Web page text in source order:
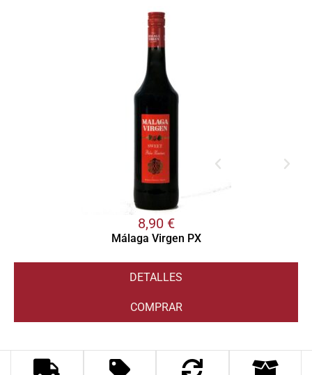
8,90 €
Málaga Virgen PX
DETALLES
COMPRAR